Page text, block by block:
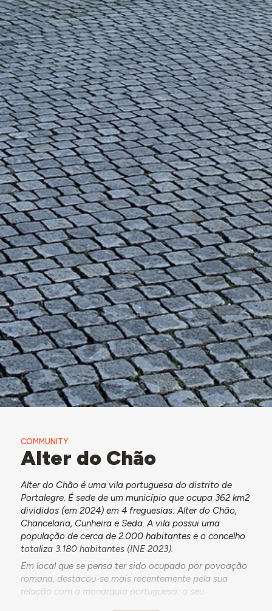
COMMUNITY
Alter do Chão
Alter do Chão é uma vila portuguesa do distrito de
Portalegre. É sede de um município que ocupa 362 km2
divididos (em 2024) em 4 freguesias: Alter do Chão,
Chancelaria, Cunheira e Seda. A vila possui uma
população de cerca de 2.000 habitantes e o concelho
totaliza 3.180 habitantes (INE 2023).
Em local que se pensa ter sido ocupado por povoação
romana, destacou-se mais recentemente pela sua
relação com a monarquia portuguesa: o seu